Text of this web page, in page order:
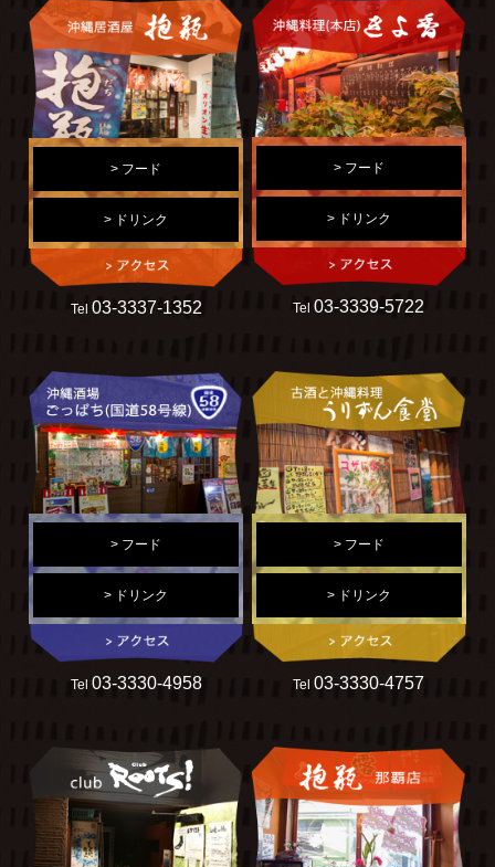
> フード
> ドリンク
Tel 03-3337-1352
> フード
> ドリンク
Tel03-3339-5722
> フード
> ドリンク
Tel 03-3330-4958
> フード
> ドリンク
Tel03-3330-4757